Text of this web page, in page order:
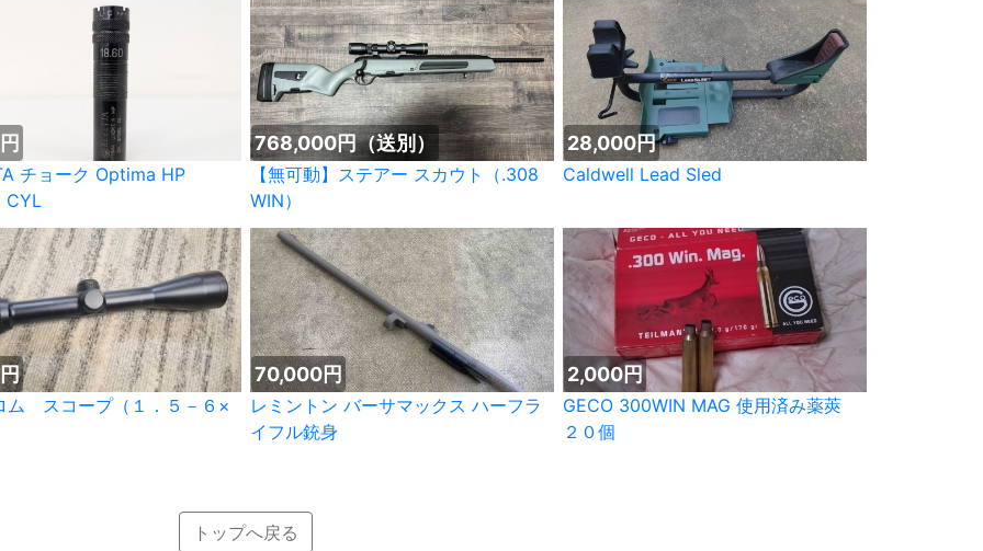
チョーク Optima HP
CYL
768,000円（送別）
【無可動】ステアー スカウト（.308
WIN）
28,000円
Caldwell Lead Sled
ム スコープ（１．５－６×
70,000円
レミントン バーサマックス ハーフラ
イフル銃身
2,000円
GECO 300WIN MAG 使用済み薬莢
２０個
トップへ戻る